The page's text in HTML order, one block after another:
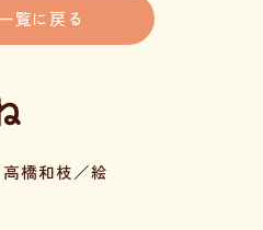
一覧に戻る
橋和枝／絵